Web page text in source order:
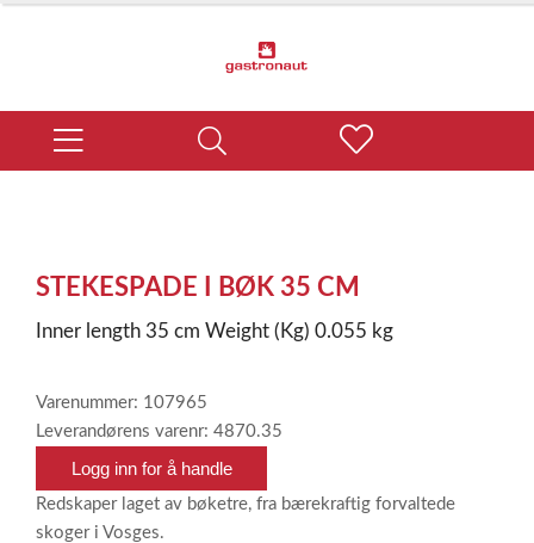
STEKESPADE I BØK 35 CM
Inner length 35 cm Weight (Kg) 0.055 kg
Varenummer: 107965
Leverandørens varenr: 4870.35
Logg inn for å handle
Redskaper laget av bøketre, fra bærekraftig forvaltede
skoger i Vosges.